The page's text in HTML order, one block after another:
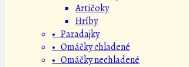
Artičoky
Hríby
• Paradajky
• Omáčky chladené
• Omáčky nechladené